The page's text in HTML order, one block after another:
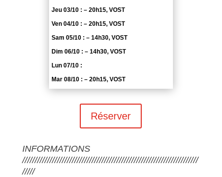
Jeu 03/10 : – 20h15, VOST
Ven 04/10 : – 20h15, VOST
Sam 05/10 : – 14h30, VOST
Dim 06/10 : – 14h30, VOST
Lun 07/10 :
Mar 08/10 : – 20h15, VOST
Réserver
INFORMATIONS
///////////////////////////////////////////////////////////////////////
/////